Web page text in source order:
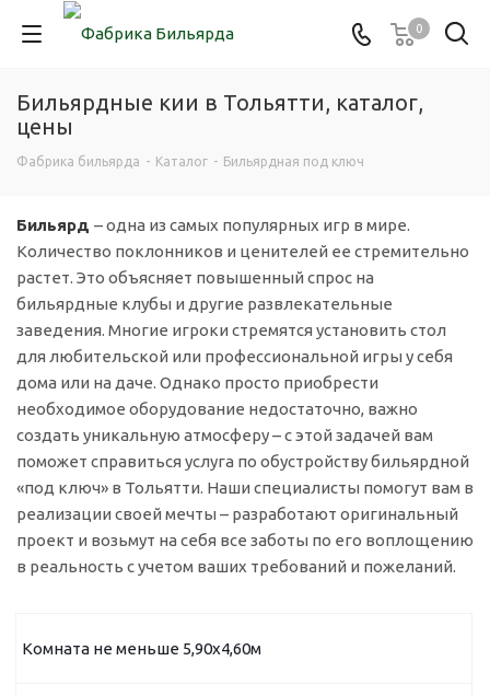
0
Бильярдные кии в Тольятти, каталог,
цены
Фабрика бильярда - Каталог - Бильярдная под ключ
Бильярд – одна из самых популярных игр в мире.
Количество поклонников и ценителей ее стремительно
растет. Это объясняет повышенный спрос на
бильярдные клубы и другие развлекательные
заведения. Многие игроки стремятся установить стол
для любительской или профессиональной игры у себя
дома или на даче. Однако просто приобрести
необходимое оборудование недостаточно, важно
создать уникальную атмосферу – с этой задачей вам
поможет справиться услуга по обустройству бильярдной
«под ключ» в Тольятти. Наши специалисты помогут вам в
реализации своей мечты – разработают оригинальный
проект и возьмут на себя все заботы по его воплощению
в реальность с учетом ваших требований и пожеланий.
Комната не меньше 5,90х4,60м